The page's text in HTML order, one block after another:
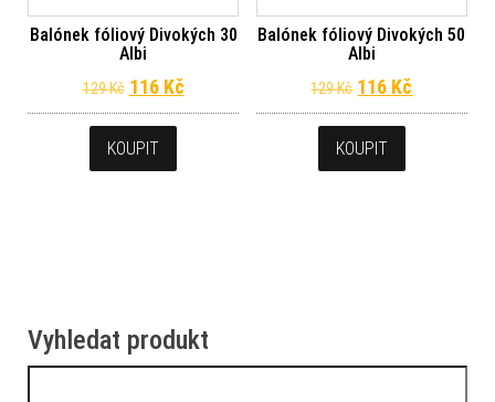
Balónek fóliový Divokých 30
Albi
129Kč Původní cena byla: 129 Kč.
116 KčAktuální cena je: 116 Kč.
KOUPIT
Balónek fóliový Divokých 50
Albi
129Kč Původní cena
116 Kč
KOUPIT
Vyhledat produkt